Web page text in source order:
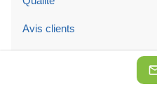
Avis clients